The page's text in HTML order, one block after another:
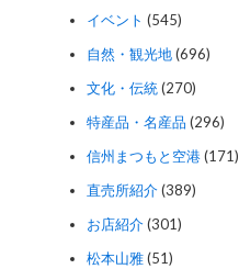
イベント (545)
自然・観光地(696)
文化・伝統(270)
特産品・名産品 (296)
信州まつもと空港(171)
直売所紹介(389)
お店紹介(301)
松本山雅(51)